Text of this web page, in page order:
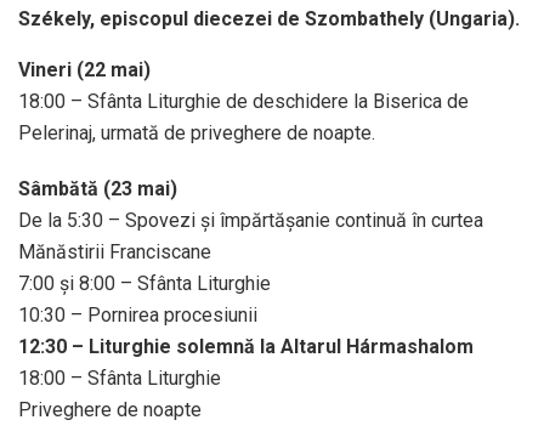
Székely, episcopul diecezei de Szombathely (Ungaria).
Vineri (22 mai)
18:00 – Sfânta Liturghie de deschidere la Biserica de
Pelerinaj, urmată de priveghere de noapte.
Sâmbătă (23 mai)
De la 5:30 – Spovezi și împărtășanie continuă în curtea
Mănăstirii Franciscane
7:00 și 8:00 – Sfânta Liturghie
10:30 – Pornirea procesiunii
12:30 – Liturghie solemnă la Altarul Hármashalom
18:00 – Sfânta Liturghie
Priveghere de noapte